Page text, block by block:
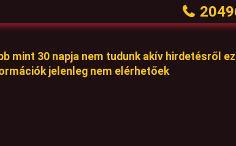
mint 30 napja nem tudunk akív hirdetésről
jelenleg nem elérhetőek